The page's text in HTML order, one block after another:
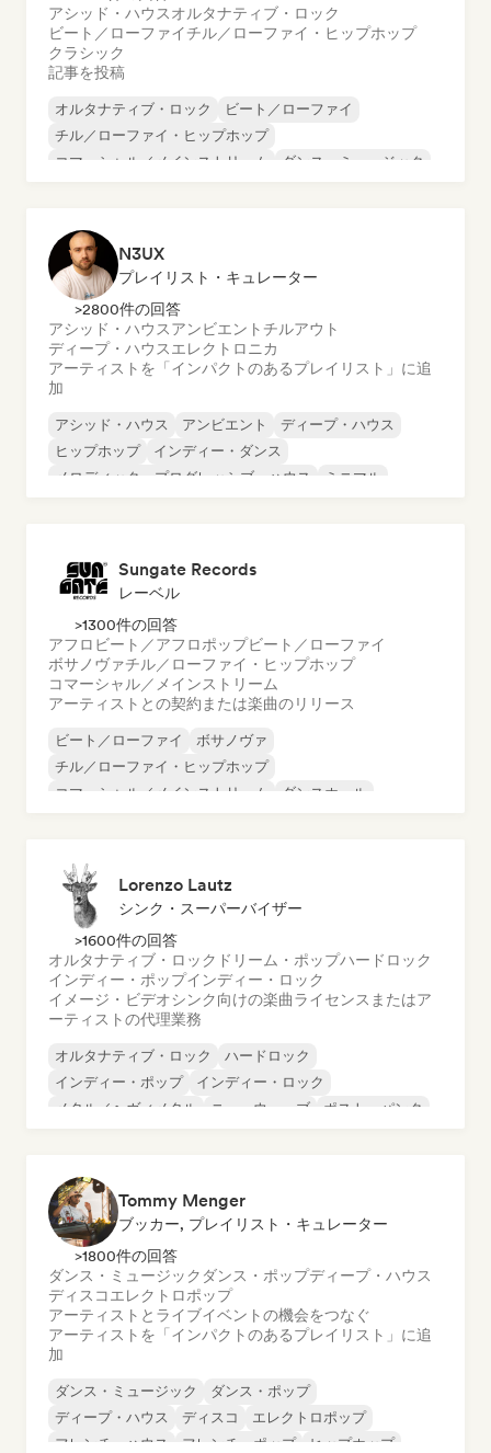
アシッド・ハウスオルタナティブ・ロック
ビート／ローファイチル／ローファイ・ヒップホップ
クラシック
記事を投稿
オルタナティブ・ロック
ビート／ローファイ
チル／ローファイ・ヒップホップ
コマーシャル／メインストリーム
ダンス・ミュージック
N3UX
プレイリスト・キュレーター
>2800件の回答
アシッド・ハウスアンビエント チルアウト
ディープ・ハウスエレクトロニカ
アーティストを「インパクトのあるプレイリスト」に追
加
アシッド・ハウス アンビエント
ディープ・ハウス
ヒップホップ
インディー・ダンス
メロディック・プログレッシブ・ハウス
ミニマル
Sungate Records
レーベル
>1300件の回答
アフロビート／アフロポップビート／ローファイ
ボサノヴァチル／ローファイ・ヒップホップ
コマーシャル／メインストリーム
アーティストとの契約または楽曲のリリース
ビート／ローファイ
ボサノヴァ
チル／ローファイ・ヒップホップ
コマーシャル／メインストリーム
ダンスホール
Lorenzo Lautz
シンク・スーパーバイザー
>1600件の回答
オルタナティブ・ロック ドリーム・ポップハードロック
インディー・ポップインディー・ロック
イメージ・ビデオシンク向けの楽曲ライセンスまたはア
ーティストの代理業務
オルタナティブ・ロック
ハードロック
インディー・ポップ
インディー・ロック
メタル／ヘヴィメタル
ニューウェーブ
ポスト・パンク
Tommy Menger
ブッカー, プレイリスト・キュレーター
>1800件の回答
ダンス・ミュージック ダンス・ポップディープ・ハウス
ディスコエレクトロポップ
アーティストとライブイベントの機会をつなぐ
アーティストを「インパクトのあるプレイリスト」に追
加
ダンス・ミュージック
ダンス・ポップ
ディープ・ハウス
ディスコ
エレクトロポップ
フレンチ・ハウス
フレンチ・ポップ ヒップホップ